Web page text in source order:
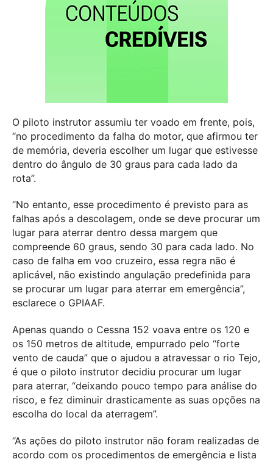
O piloto instrutor assumiu ter voado em frente, pois,
“no procedimento da falha do motor, que afirmou ter
de memória, deveria escolher um lugar que estivesse
dentro do ângulo de 30 graus para cada lado da
rota”.
“No entanto, esse procedimento é previsto para as
falhas após a descolagem, onde se deve procurar um
lugar para aterrar dentro dessa margem que
compreende 60 graus, sendo 30 para cada lado. No
caso de falha em voo cruzeiro, essa regra não é
aplicável, não existindo angulação predefinida para
se procurar um lugar para aterrar em emergência”,
esclarece o GPIAAF.
Apenas quando o Cessna 152 voava entre os 120 e
os 150 metros de altitude, empurrado pelo “forte
vento de cauda” que o ajudou a atravessar o rio Tejo,
é que o piloto instrutor decidiu procurar um lugar
para aterrar, “deixando pouco tempo para análise do
risco, e fez diminuir drasticamente as suas opções na
escolha do local da aterragem”.
“As ações do piloto instrutor não foram realizadas de
acordo com os procedimentos de emergência e lista